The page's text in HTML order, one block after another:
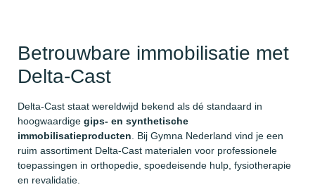
Betrouwbare immobilisatie met
Delta-Cast
Delta-Cast staat wereldwijd bekend als dé standaard in
hoogwaardige gips- en synthetische
immobilisatieproducten. Bij Gymna Nederland vind je een
ruim assortiment Delta-Cast materialen voor professionele
toepassingen in orthopedie, spoedeisende hulp, fysiotherapie
en revalidatie.